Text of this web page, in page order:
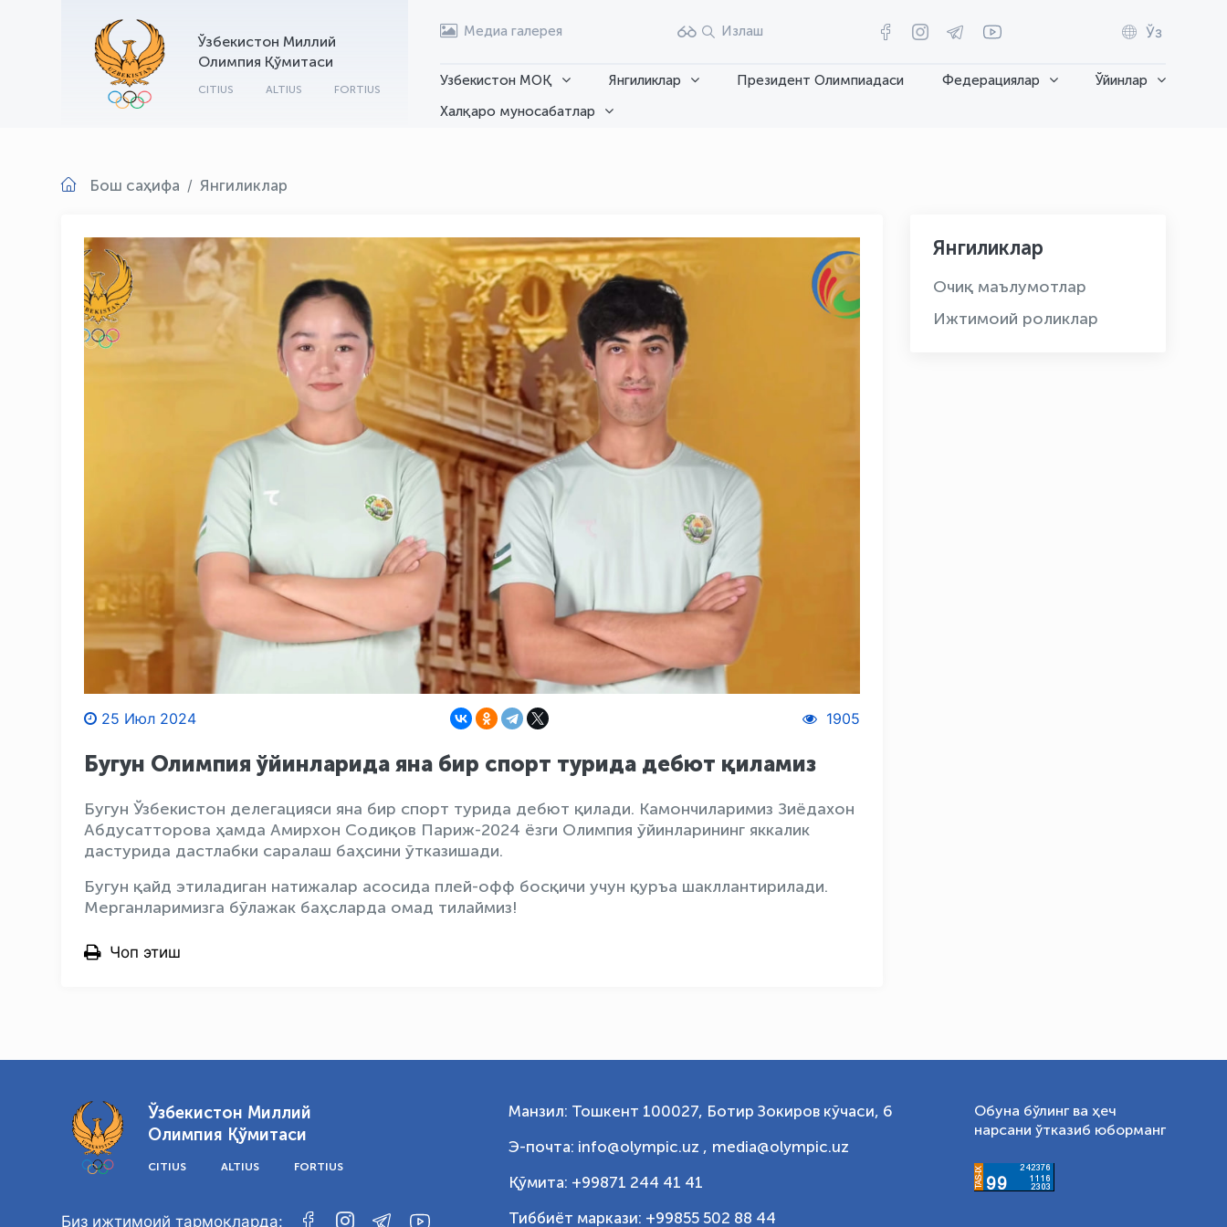
Ўзбекистон Миллий
Олимпия Қўмитаси
CITIUS ALTIUS FORTIUS
Медиа галерея Излаш Ўз
Узбекистон МОҚ Янгиликлар Президент Олимпиадаси Федерациялар
Ўйинлар
Халқаро муносабатлар
Бош саҳифа Янгиликлар
25 Июл 2024 1905
Бугун Олимпия ўйинларида яна бир спорт турида дебют қиламиз
Бугун Ўзбекистон делегацияси яна бир спорт турида дебют қилади. Камончиларимиз Зиёдахон
Абдусатторова ҳамда Амирхон Содиқов Париж-2024 ёзги Олимпия ўйинларининг яккалик
дастурида дастлабки саралаш баҳсини ўтказишади.
Бугун қайд этиладиган натижалар асосида плей-офф босқичи учун қуръа шакллантирилади.
Мерганларимизга бўлажак баҳсларда омад тилаймиз!
Чоп этиш
Янгиликлар
Очиқ маълумотлар
Ижтимоий роликлар
Ўзбекистон Миллий
Олимпия Қўмитаси
CITIUS ALTIUS FORTIUS
Биз ижтимоий тармоқларда:
Манзил: Тошкент 100027, Ботир Зокиров кўчаси, 6
Э-почта: info@olympic.uz , media@olympic.uz
Қўмита: +99871 244 41 41
Тиббиёт маркази: +99855 502 88 44
Обуна бўлинг ва ҳеч
нарсани ўтказиб юборманг